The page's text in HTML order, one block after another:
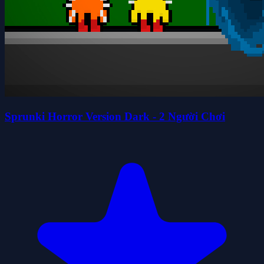
Sprunki Horror Version Dark - 2 Người Chơi